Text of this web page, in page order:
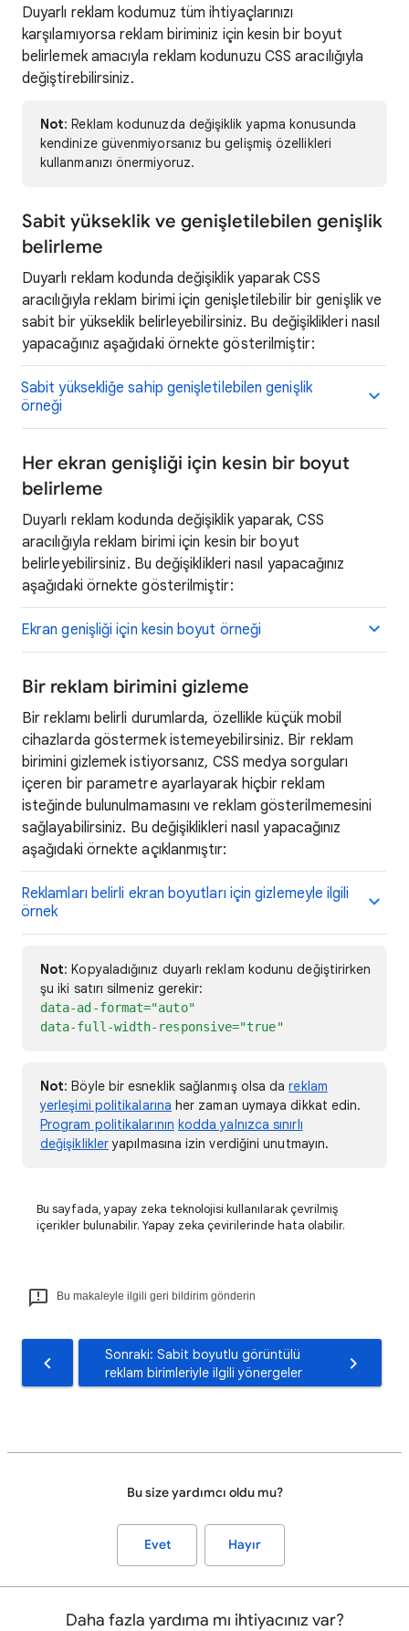
Duyarlı reklam kodumuz tüm ihtiyaçlarınızı
karşılamıyorsa reklam biriminiz için kesin bir boyut
belirlemek amacıyla reklam kodunuzu CSS aracılığıyla
değiştirebilirsiniz.
Not: Reklam kodunuzda değişiklik yapma konusunda
kendinize güvenmiyorsanız bu gelişmiş özellikleri
kullanmanızı önermiyoruz.
Sabit yükseklik ve genişletilebilen genişlik
belirleme
Duyarlı reklam kodunda değişiklik yaparak CSS
aracılığıyla reklam birimi için genişletilebilir bir genişlik ve
sabit bir yükseklik belirleyebilirsiniz. Bu değişiklikleri nasıl
yapacağınız aşağıdaki örnekte gösterilmiştir:
Sabit yüksekliğe sahip genişletilebilen genişlik
örneği
Her ekran genişliği için kesin bir boyut
belirleme
Duyarlı reklam kodunda değişiklik yaparak, CSS
aracılığıyla reklam birimi için kesin bir boyut
belirleyebilirsiniz. Bu değişiklikleri nasıl yapacağınız
aşağıdaki örnekte gösterilmiştir:
Ekran genişliği için kesin boyut örneği
Bir reklam birimini gizleme
Bir reklamı belirli durumlarda, özellikle küçük mobil
cihazlarda göstermek istemeyebilirsiniz. Bir reklam
birimini gizlemek istiyorsanız, CSS medya sorguları
içeren bir parametre ayarlayarak hiçbir reklam
isteğinde bulunulmamasını ve reklam gösterilmemesini
sağlayabilirsiniz. Bu değişiklikleri nasıl yapacağınız
aşağıdaki örnekte açıklanmıştır:
Reklamları belirli ekran boyutları için gizlemeyle ilgili
örnek
Not: Kopyaladığınız duyarlı reklam kodunu değiştirirken
şu iki satırı silmeniz gerekir:
data-ad-format="auto"
data-full-width-responsive="true"
Not: Böyle bir esneklik sağlanmış olsa dareklam
yerleşimi politikalarına her zaman uymaya dikkat edin.
Program politikalarının kodda yalnızca sınırlı
değişiklikleryapılmasına izin verdiğini unutmayın.
Bu sayfada, yapay zeka teknolojisi kullanılarak çevrilmiş
içerikler bulunabilir. Yapay zeka çevirilerinde hata olabilir.
Bu makaleyle ilgili geri bildirim gönderin
Sonraki: Sabit boyutlu görüntülü
reklam birimleriyle ilgili yönergeler
Bu size yardımcı oldu mu?
Evet Hayır
Daha fazla yardıma mı ihtiyacınız var?